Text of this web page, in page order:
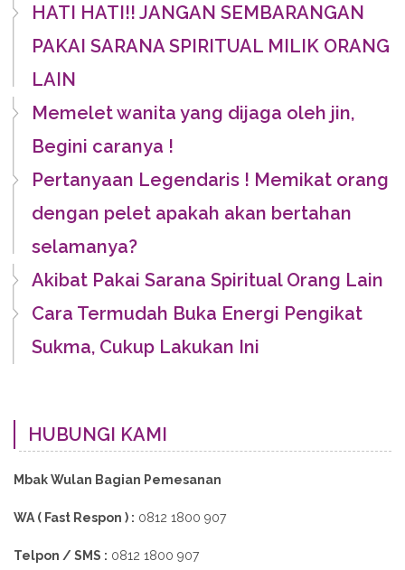
HATI HATI!! JANGAN SEMBARANGAN
PAKAI SARANA SPIRITUAL MILIK ORANG
LAIN
Memelet wanita yang dijaga oleh jin,
Begini caranya !
Pertanyaan Legendaris ! Memikat orang
dengan pelet apakah akan bertahan
selamanya?
Akibat Pakai Sarana Spiritual Orang Lain
Cara Termudah Buka Energi Pengikat
Sukma, Cukup Lakukan Ini
HUBUNGI KAMI
Mbak Wulan Bagian Pemesanan
WA ( Fast Respon ) : 0812 1800 907
Telpon / SMS : 0812 1800 907